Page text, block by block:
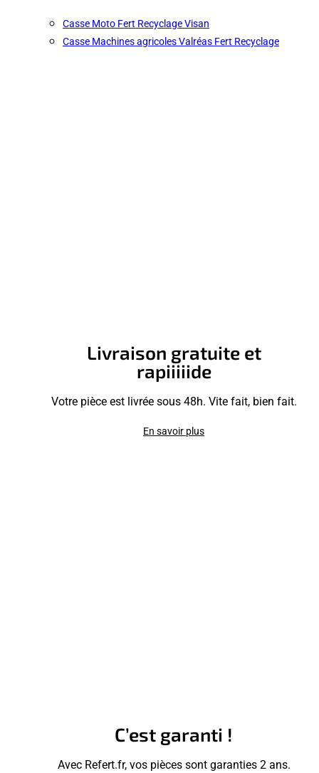
Casse Moto Fert Recyclage Visan
Casse Machines agricoles Valréas Fert Recyclage
Livraison gratuite et
rapiiiiide
Votre pièce est livrée sous 48h. Vite fait, bien fait.
En savoir plus
C’est garanti !
Avec Refert.fr, vos pièces sont garanties 2 ans.